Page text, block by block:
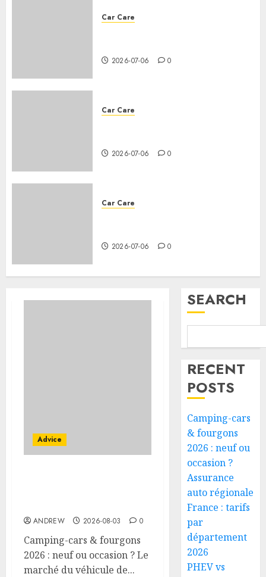
Car Care
2026-07-06 0
Car Care
2026-07-06 0
Car Care
2026-07-06 0
Advice
ANDREW 2026-08-03 0
Camping-cars & fourgons
2026 : neuf ou occasion ? Le
marché du véhicule de...
SEARCH
RECENT
POSTS
Camping-cars
& fourgons
2026 : neuf ou
occasion ?
Assurance
auto régionale
France : tarifs
par
département
2026
PHEV vs